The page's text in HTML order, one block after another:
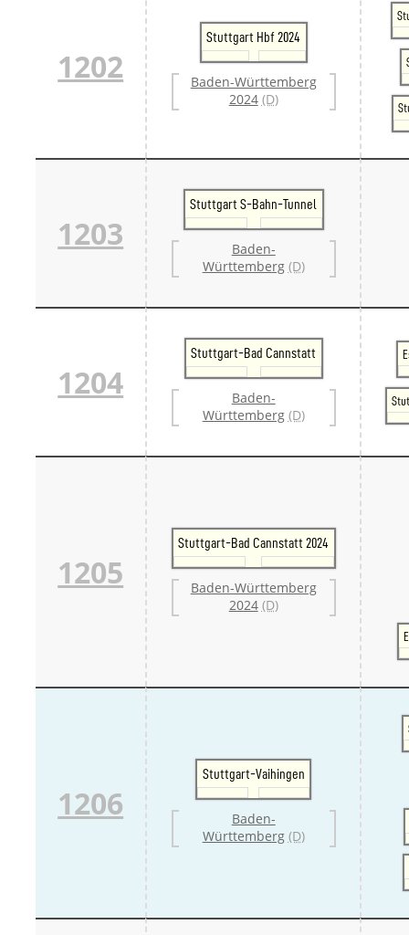
Weitere
1202
Stuttgart Hbf 2024
Baden-Württemberg
2024 (D)
1203
Stuttgart S-Bahn-Tunnel
Baden-
Württemberg (D)
1204
Stuttgart-Bad Cannstatt
Baden-
Württemberg (D)
1205
Stuttgart-Bad Cannstatt 2024
Baden-Württemberg
2024 (D)
1206
Stuttgart-Vaihingen
Baden-
Württemberg (D)